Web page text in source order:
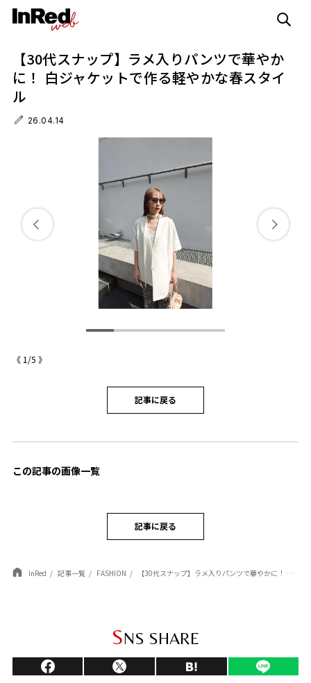
【30代スナップ】ラメ入りパンツで華やか
に！ 白ジャケットで作る軽やかな春スタイ
ル
26.04.14
《 1 /5 》
記事に戻る
この記事の画像一覧
記事に戻る
InRed 記事一覧 FASHION 【30代スナップ】ラメ入りパンツで華やかに！ 白ジャケットで作る軽やかな春スタイル
SNS SHARE